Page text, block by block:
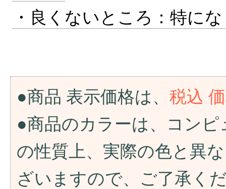
・良くないところ：特に
●商品 表示価格は、 税込
●商品のカラーは、コン
の性質上、実際の色と異
ざいますので、ご了承く